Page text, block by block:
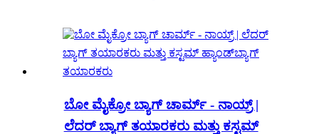
ಬೋ ಮೈಕ್ರೋ ಬ್ಯಾಗ್ ಚಾರ್ಮ್ - ನಾಯ್ರ್ |
ಲೆದರ್ ಬ್ಯಾಗ್ ತಯಾರಕರು ಮತ್ತು ಕಸ್ಟಮ್